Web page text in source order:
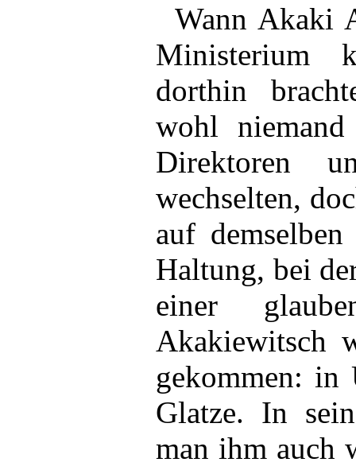
Wann Akaki
Ministerium
dorthin
wohl
Direktoren
wechselten,
auf
Haltung, bei
einer
Akakiewitsch
gekommen:
Glatze. In
man ihm auch